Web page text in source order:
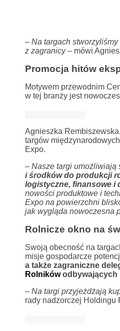
– Na targach
z zagranicy– mówi
Promocja hitów
Motywem przewodnim
w tej branży jest
Agnieszka
targów
Expo.
– Nasze targi umożliwiają
i środków do produkcji
logistyczne, finansowe i
nowości produktowe i
Expo na powierzchni
jak wygląda nowoczesna
Rolnicze okno na
Swoją obecność na
misje gospodarcze
a także zagraniczne
Rolnikówodbywających
– Na targi przyjeżdżają
rady nadzorczej Holdingu